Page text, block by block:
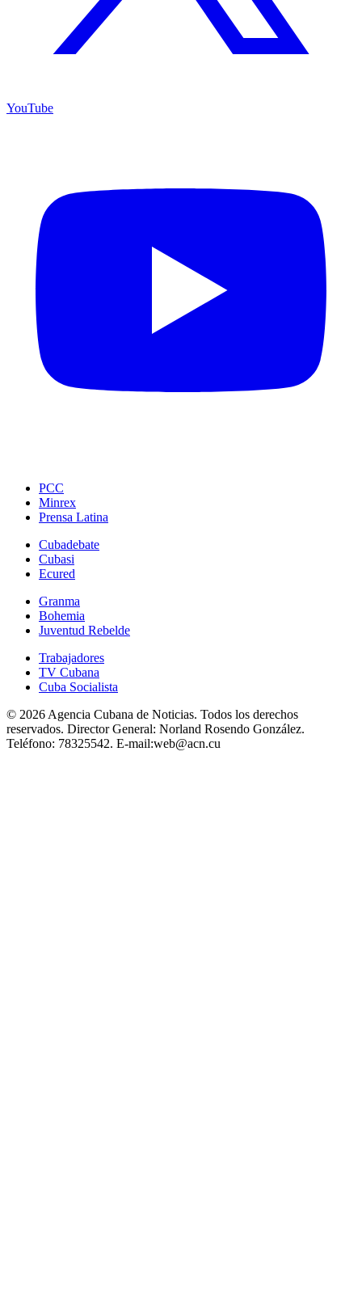
YouTube
PCC
Minrex
Prensa Latina
Cubadebate
Cubasi
Ecured
Granma
Bohemia
Juventud Rebelde
Trabajadores
TV Cubana
Cuba Socialista
© 2026 Agencia Cubana de Noticias. Todos los derechos
reservados. Director General: Norland Rosendo González.
Teléfono: 78325542. E-mail:web@acn.cu